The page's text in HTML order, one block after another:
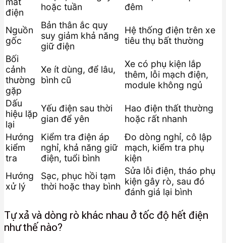
điện
hoặc tuần
đêm
Nguồn
gốc
Bản thân ắc quy
suy giảm khả năng
giữ điện
Hệ thống điện trên xe
tiêu thụ bất thường
Bối
cảnh
thường
gặp
Xe ít dùng, để lâu,
bình cũ
Xe có phụ kiện lắp
thêm, lỗi mạch điện,
module không ngủ
Dấu
hiệu lặp
lại
Yếu điện sau thời
gian để yên
Hao điện thất thường
hoặc rất nhanh
Hướng
kiểm
tra
Kiểm tra điện áp
nghỉ, khả năng giữ
điện, tuổi bình
Đo dòng nghỉ, cô lập
mạch, kiểm tra phụ
kiện
Hướng
xử lý
Sạc, phục hồi tạm
thời hoặc thay bình
Sửa lỗi điện, tháo phụ
kiện gây rò, sau đó
đánh giá lại bình
Tự xả và dòng rò khác nhau ở tốc độ hết điện
như thế nào?